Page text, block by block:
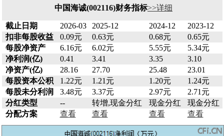
中国海诚(002116)财务指标>>详细
截止日期 2026-03 2025-12 2024-12
2023-12
扣非每股收益
0.09元 0.63元 0.68元
0.65元
每股净资产
6.16元 6.02元 5.55元
5.34元
净利润(亿)
0.41 3.41 3.35
3.10
净资产(亿)
28.16 27.70 25.48
23.01
每股资本公积
1.22元 1.21元 1.20元
1.24元
每股未分利润
3.48元 3.37元 2.97元
2.71元
分红类型
-- 转增,现金分红 现金分红
现金分红
分配方案
查看 查看 查看 查看